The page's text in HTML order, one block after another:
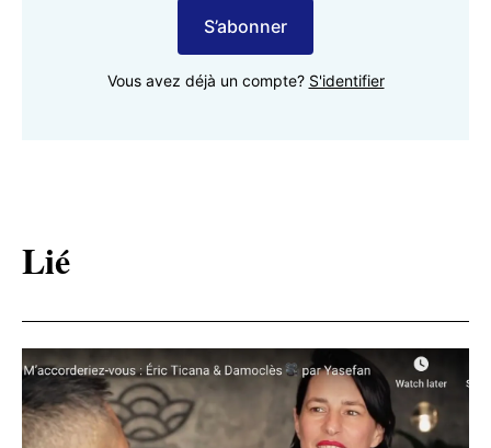
S’abonner
Vous avez déjà un compte? S'identifier
Lié